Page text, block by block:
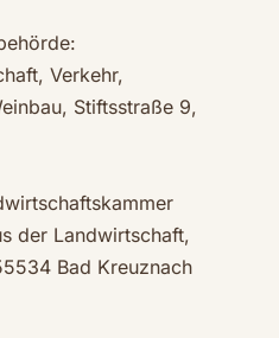
Verkehr,
Stiftsstraße 9,
der Landwirtschaft,
Bad Kreuznach